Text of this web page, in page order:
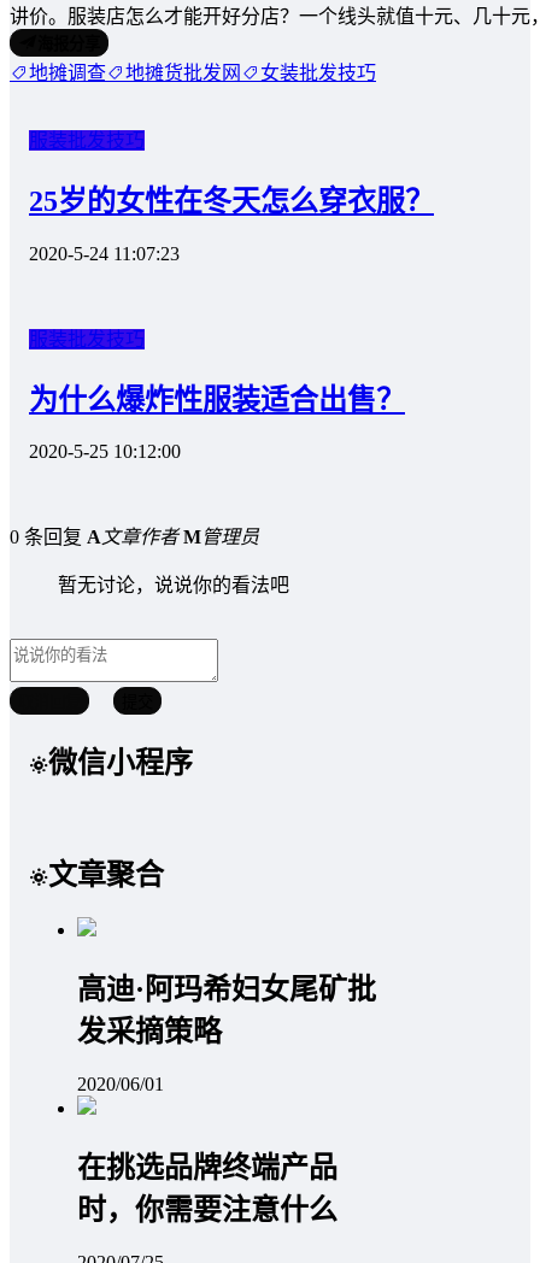
讲价。服装店怎么才能开好分店？一个线头就值十元、几十
地摊调查 地摊货批发网 女装批发技巧
服装批发技巧
25岁的女性在冬天怎么穿衣服？
2020-5-24 11:07:23
服装批发技巧
为什么爆炸性服装适合出售？
2020-5-25 10:12:00
0 条回复 A文章作者 M管理员
暂无讨论，说说你的看法吧
微信小程序
文章聚合
高迪·阿玛希妇女尾矿批
发采摘策略
2020/06/01
在挑选品牌终端产品
时，你需要注意什么